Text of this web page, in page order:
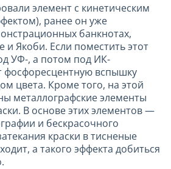
элемент с кинетическим
ранее он уже
банкнотах,
Якоби. Если поместить этот
УФ-, а потом под ИК-
фосфоресцентную вспышку
цвета. Кроме того, на этой
металлографские элементы
В основе этих элементов —
и бескрасочного
краски в тисненые
a такого эффекта добиться